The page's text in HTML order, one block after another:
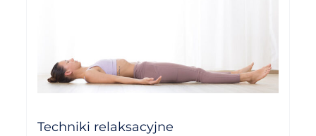
Techniki relaksacyjne